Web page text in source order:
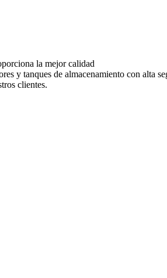
la mejor calidad
y tanques de almacenamiento con alta
clientes.